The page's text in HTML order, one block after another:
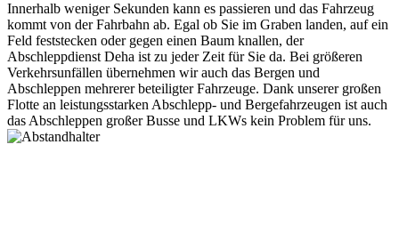
Innerhalb weniger Sekunden kann es passieren und das Fahrzeug
kommt von der Fahrbahn ab. Egal ob Sie im Graben landen, auf ein
Feld feststecken oder gegen einen Baum knallen, der
Abschleppdienst Deha ist zu jeder Zeit für Sie da. Bei größeren
Verkehrsunfällen übernehmen wir auch das Bergen und
Abschleppen mehrerer beteiligter Fahrzeuge. Dank unserer großen
Flotte an leistungsstarken Abschlepp- und Bergefahrzeugen ist auch
das Abschleppen großer Busse und LKWs kein Problem für uns.